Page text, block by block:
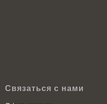
Связаться с нами